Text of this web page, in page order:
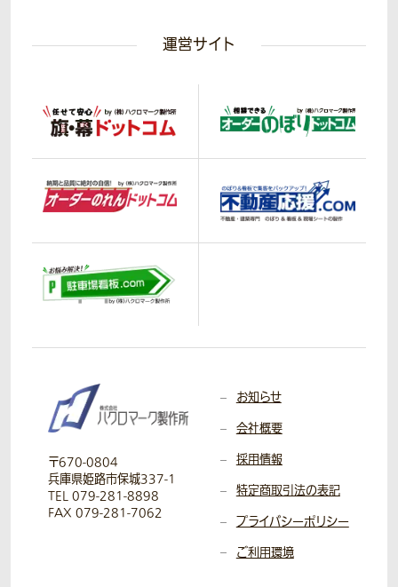
運営サイト
〒670-0804
兵庫県姫路市保城337-1
TEL 079-281-8898
FAX 079-281-7062
お知らせ
会社概要
採用情報
特定商取引法の表記
プライバシーポリシー
ご利用環境